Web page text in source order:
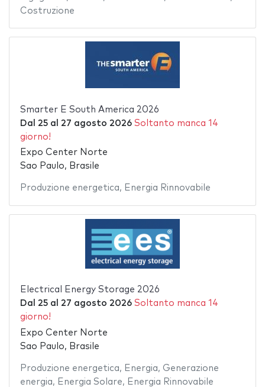
Costruzione
Smarter E South America 2026
Dal 25al 27 agosto 2026 Soltanto manca 14
giorno!
Expo Center Norte
Sao Paulo, Brasile
Produzione energetica, Energia Rinnovabile
Electrical Energy Storage 2026
Dal 25al 27 agosto 2026 Soltanto manca 14
giorno!
Expo Center Norte
Sao Paulo, Brasile
Produzione energetica, Energia, Generazione
energia, Energia Solare, Energia Rinnovabile